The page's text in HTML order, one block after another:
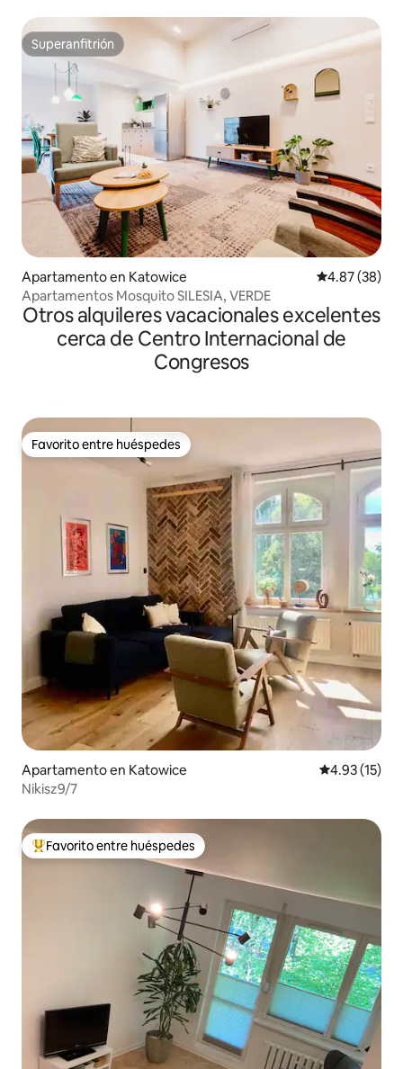
Superanfitrión
Superanfitrión
Apartamento en Katowice Calificación
4.87 (38)
Apartamentos Mosquito SILESIA, VERDE
Otros alquileres vacacionales excelentes
cerca de Centro Internacional de
Congresos
Favorito entre huéspedes
Favorito entre huéspedes
Apartamento en Katowice Calificación
4.93 (15)
Nikisz9/7
Favorito entre huéspedes preferido
Favorito entre huéspedes